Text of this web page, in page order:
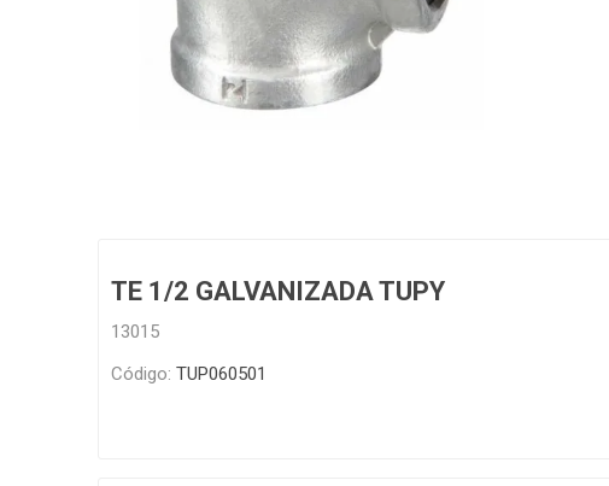
TE 1/2 GALVANIZADA TUPY
13015
Código: TUP060501